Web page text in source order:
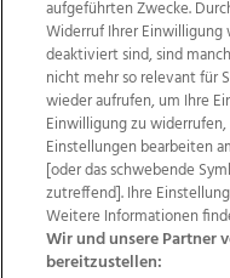
Wir über uns
Datenschutz
AGB Website
aufgeführten Zwecke.
Widerruf Ihrer Einwilligung
deaktiviert sind, sind
nicht mehr so relevant für
wieder aufrufen, um Ihre
Einwilligung zu
Einstellungen bearbeiten
[oder das schwebende
zutreffend]. Ihre
Weitere Informationen
Wir und unsere Partner
bereitzustellen: